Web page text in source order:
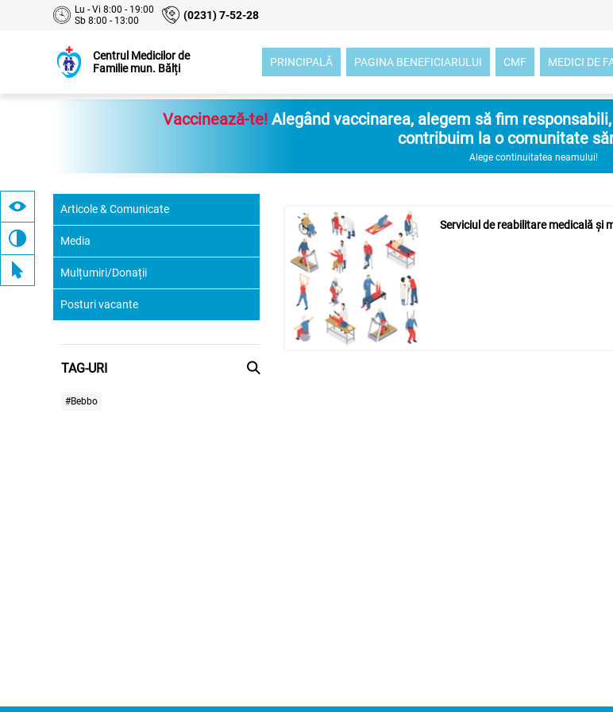
Lu - Vi 8:00 - 19:00
Sb 8:00 - 13:00
(0231) 7-52-28
Centrul Medicilor de
Familie mun. Bălți
PRINCIPALĂ PAGINA BENEFICIARULUI CMF MEDICI DE
Vaccinează-te! Alegând vaccinarea, alegem să fim
contribuim la o comunitate
Alege continuitatea neamului!
Articole & Comunicate
Media
Mulțumiri/Donații
Posturi vacante
TAG-URI
#Bebbo
Serviciul de reabilitare medicală și